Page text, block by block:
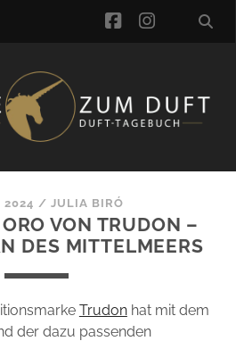
facebook
2024 / JULIA BIRÓ
VON TRUDON –
DES MITTELMEERS
Trudonhat mit dem
der dazu passenden